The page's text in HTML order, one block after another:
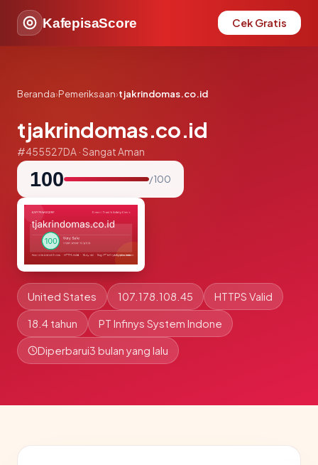
KafepisaScore Cek Gratis
Beranda›Pemeriksaan›tjakrindomas.co.id
tjakrindomas.co.id
#455527DA · Sangat Aman
100 / 100
United States 107.178.108.45 HTTPS Valid
18.4 tahun PT Infinys System Indone
Diperbarui3 bulan yang lalu